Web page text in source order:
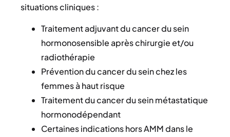
situations cliniques :
Traitement adjuvant du cancer du sein
hormonosensible après chirurgie et/ou
radiothérapie
Prévention du cancer du sein chez les
femmes à haut risque
Traitement du cancer du sein métastatique
hormonodépendant
Certaines indications hors AMM dans le